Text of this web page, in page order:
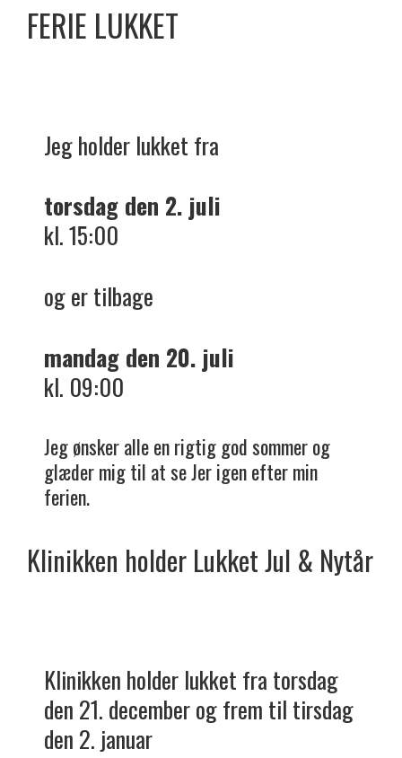
FERIE LUKKET
Jeg holder lukket fra
torsdag den 2. juli
kl. 15:00
og er tilbage
mandag den 20. juli
kl. 09:00
Jeg ønsker alle en rigtig god sommer og
glæder mig til at se Jer igen efter min
ferien.
Klinikken holder LukketJul & Nytår
Klinikken holder lukket fra torsdag
den 21. december og frem til tirsdag
den 2. januar